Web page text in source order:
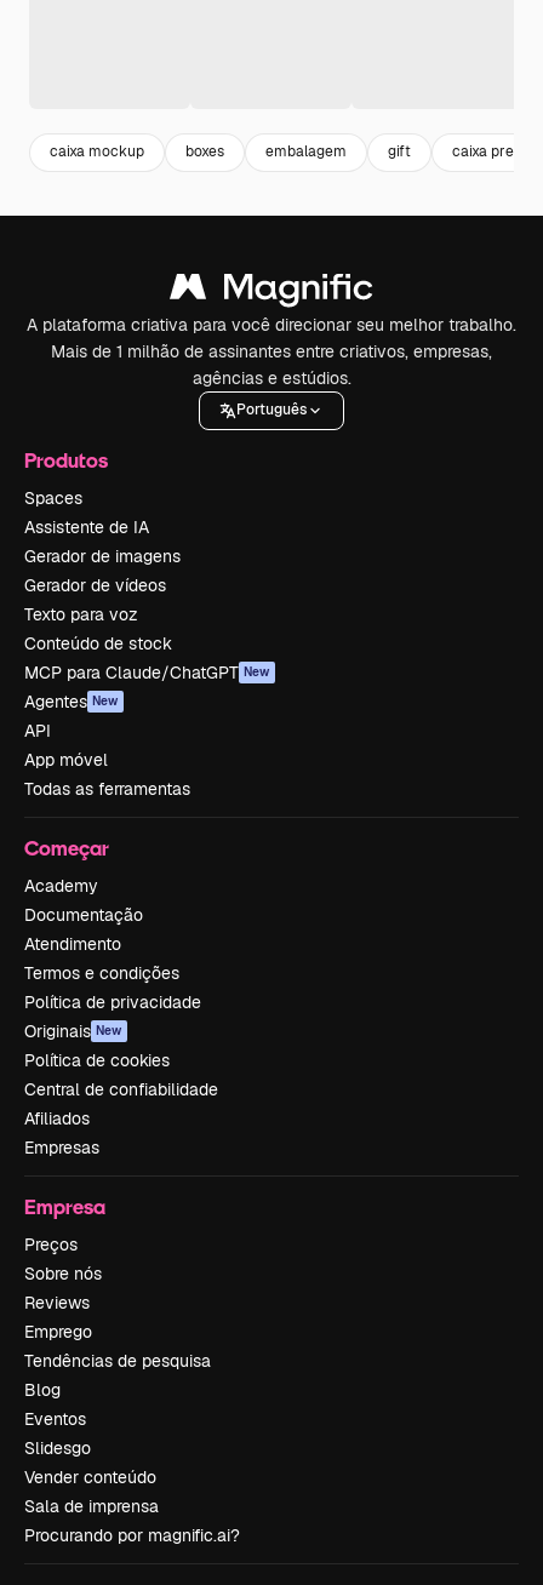
caixa mockup boxes embalagem gift caixa
A plataforma criativa para você direcionar seu melhor trabalho.
Mais de 1 milhão de assinantes entre criativos, empresas,
agências e estúdios.
Português
Produtos
Spaces
Assistente de IA
Gerador de imagens
Gerador de vídeos
Texto para voz
Conteúdo de stock
MCP para Claude/ChatGPT New
Agentes New
API
App móvel
Todas as ferramentas
Começar
Academy
Documentação
Atendimento
Termos e condições
Política de privacidade
Originais New
Política de cookies
Central de confiabilidade
Afiliados
Empresas
Empresa
Preços
Sobre nós
Reviews
Emprego
Tendências de pesquisa
Blog
Eventos
Slidesgo
Vender conteúdo
Sala de imprensa
Procurando por magnific.ai?